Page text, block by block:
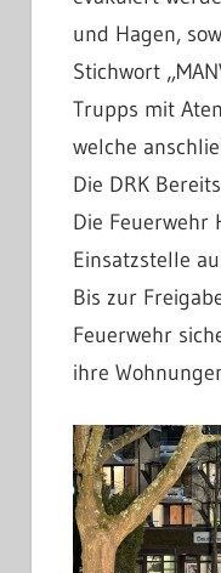
und Hagen,
Stichwort
Trupps mit
welche
Die DRK
Die Feuerwehr
Einsatzstelle
Bis zur
Feuerwehr
ihre